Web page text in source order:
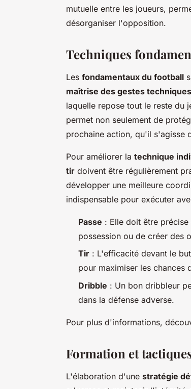
mutuelle entre les joueurs,
désorganiser l'opposition.
Techniques
Les fondamentaux du football
maîtrise des gestes techniques
laquelle repose tout le reste du
permet non seulement de
prochaine action, qu'il s'agisse
Pour améliorer la technique
tir doivent être régulièrement
développer une meilleure
indispensable pour exécuter
Passe : Elle doit être
possession ou de créer des
Tir : L'efficacité devant le
pour maximiser les chances
Dribble : Un bon dribbleur
dans la défense adverse.
Pour plus d'informations,
Formation et
L'élaboration d'une stratégie